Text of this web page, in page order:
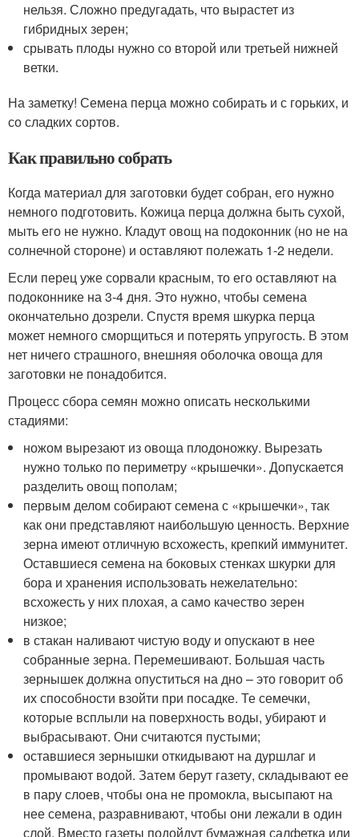
нельзя. Сложно предугадать, что вырастет из
гибридных зерен;
срывать плоды нужно со второй или третьей нижней
ветки.
На заметку! Семена перца можно собирать и с горьких, и
со сладких сортов.
Как правильно собрать
Когда материал для заготовки будет собран, его нужно
немного подготовить. Кожица перца должна быть сухой,
мыть его не нужно. Кладут овощ на подоконник (но не на
солнечной стороне) и оставляют полежать 1-2 недели.
Если перец уже сорвали красным, то его оставляют на
подоконнике на 3-4 дня. Это нужно, чтобы семена
окончательно дозрели. Спустя время шкурка перца
может немного сморщиться и потерять упругость. В этом
нет ничего страшного, внешняя оболочка овоща для
заготовки не понадобится.
Процесс сбора семян можно описать несколькими
стадиями:
ножом вырезают из овоща плодоножку. Вырезать
нужно только по периметру «крышечки». Допускается
разделить овощ пополам;
первым делом собирают семена с «крышечки», так
как они представляют наибольшую ценность. Верхние
зерна имеют отличную всхожесть, крепкий иммунитет.
Оставшиеся семена на боковых стенках шкурки для
бора и хранения использовать нежелательно:
всхожесть у них плохая, а само качество зерен
низкое;
в стакан наливают чистую воду и опускают в нее
собранные зерна. Перемешивают. Большая часть
зернышек должна опуститься на дно – это говорит об
их способности взойти при посадке. Те семечки,
которые всплыли на поверхность воды, убирают и
выбрасывают. Они считаются пустыми;
оставшиеся зернышки откидывают на дуршлаг и
промывают водой. Затем берут газету, складывают ее
в пару слоев, чтобы она не промокла, высыпают на
нее семена, разравнивают, чтобы они лежали в один
слой. Вместо газеты подойдут бумажная салфетка или